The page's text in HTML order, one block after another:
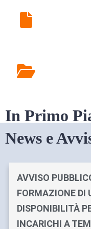
In Primo
News e
AVVISO
FORMAZIONE DI
DISPONIBILITÀ
INCARICHI A